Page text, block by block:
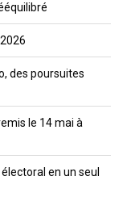
des poursuites
le 14 mai à
en un seul